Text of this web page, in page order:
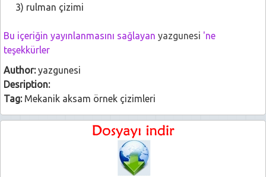
3) rulman çizimi
Bu içeriğin yayınlanmasını sağlayan yazgunesi 'ne
teşekkürler
Author:yazgunesi
Desription:
Tag:Mekanik aksam örnek çizimleri